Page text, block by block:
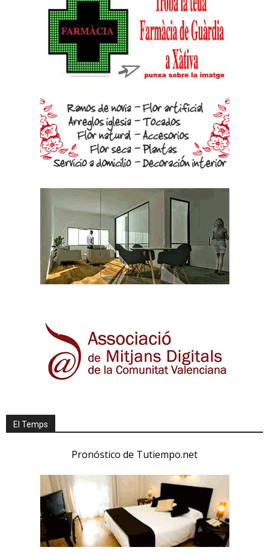
El Temps
Pronóstico de Tutiempo.net